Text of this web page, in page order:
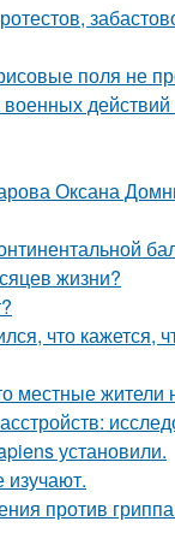
поля не
действий
Оксана
жизни?
что кажется,
местные
установили.
против